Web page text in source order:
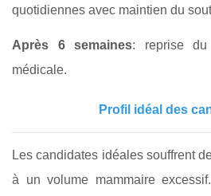
quotidiennes avec maintien du
Après 6 semaines: reprise du
médicale.
Profil idéal des
Les candidates idéales souffrent
à un volume mammaire